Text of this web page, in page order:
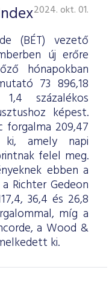
2024. okt. 01.
(BÉT) vezető
új erőre
hónapokban
73 896,18
százalékos
képest.
forgalma 209,47
amely napi
felel meg.
ebben a
Richter Gedeon
36,4 és 26,8
míg a
a Wood &
ki.